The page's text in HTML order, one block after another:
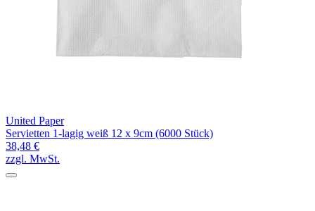
United Paper
Servietten 1-lagig weiß 12 x 9cm (6000 Stück)
38,48 €
zzgl. MwSt.